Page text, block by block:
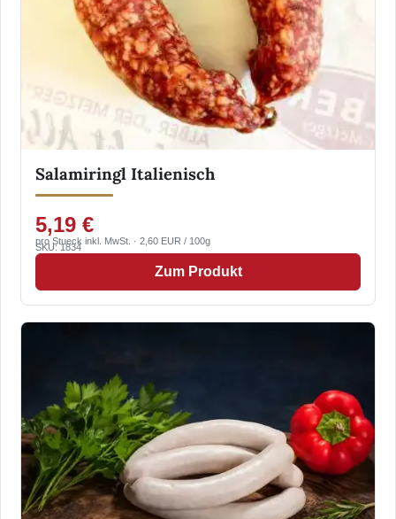
Salamiringl Italienisch
5,19 €
pro Stueck inkl. MwSt. · 2,60 EUR / 100g
SKU: 1834
Zum Produkt